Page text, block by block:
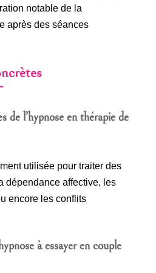
notable de la
après des séances
de l’hypnose en thérapie de
utilisée pour traiter des
dépendance affective, les
encore les conflits
à essayer en couple